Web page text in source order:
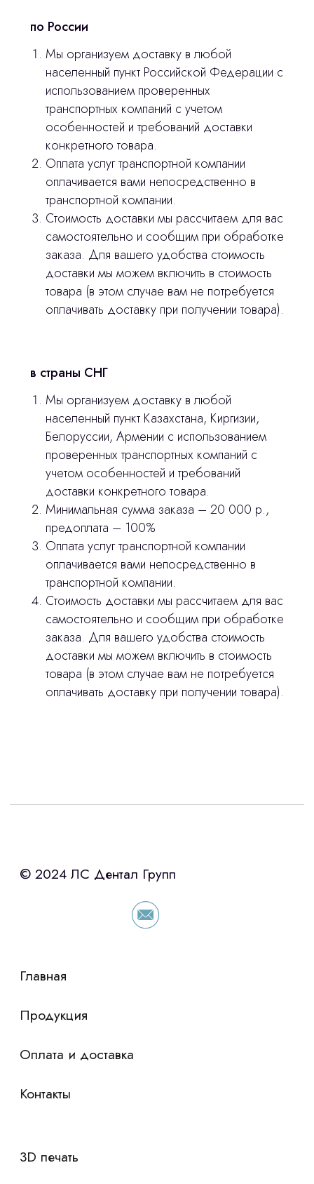
по России
Мы организуем доставку в любой
населенный пункт Российской Федерации с
использованием проверенных
транспортных компаний с учетом
особенностей и требований доставки
конкретного товара.
Оплата услуг транспортной компании
оплачивается вами непосредственно в
транспортной компании.
Стоимость доставки мы рассчитаем для вас
самостоятельно и сообщим при обработке
заказа. Для вашего удобства стоимость
доставки мы можем включить в стоимость
товара (в этом случае вам не потребуется
оплачивать доставку при получении товара).
в страны СНГ
Мы организуем доставку в любой
населенный пункт Казахстана, Киргизии,
Белоруссии, Армении с использованием
проверенных транспортных компаний с
учетом особенностей и требований
доставки конкретного товара.
Минимальная сумма заказа – 20 000 р.,
предоплата – 100%
Оплата услуг транспортной компании
оплачивается вами непосредственно в
транспортной компании.
Стоимость доставки мы рассчитаем для вас
самостоятельно и сообщим при обработке
заказа. Для вашего удобства стоимость
доставки мы можем включить в стоимость
товара (в этом случае вам не потребуется
оплачивать доставку при получении товара).
Остались вопросы
оставьте контакты, мы свяжемся и
ответим на все вопросы
Интересует лизинг?
«Уралпромлизинг» подберем выгодные
условия по лизингу оборудования,
просто оставьте контакты чтобы мы
сориентировали по условиям
© 2024 ЛС Дентал Групп
сделано
Главная
3D печать
Лицензирование
Изготовление хирургических шаблонов
Оплата и доставка
Политика конфиденциальности
Контакты
stasicus